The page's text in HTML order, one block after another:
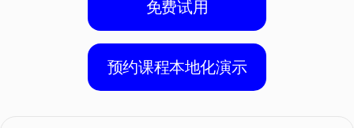
免费试用
预约课程本地化演示